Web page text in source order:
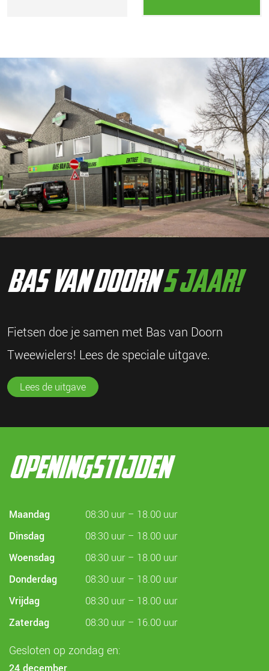
bas van doorn5 jaar!
Fietsen doe je samen met Bas van Doorn
Tweewielers! Lees de speciale uitgave.
Lees de uitgave
openingstijden
Maandag
08:30 uur – 18.00 uur
Dinsdag
08:30 uur – 18.00 uur
Woensdag
08:30 uur – 18.00 uur
Donderdag
08:30 uur – 18.00 uur
Vrijdag
08:30 uur – 18.00 uur
Zaterdag
08:30 uur – 16.00 uur
Gesloten op zondag en:
24 december